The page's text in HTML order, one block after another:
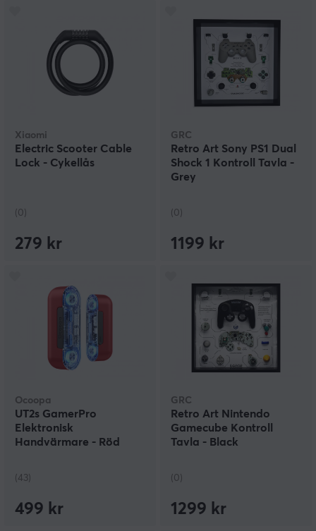
Xiaomi
Electric Scooter Cable
Lock - Cykellås
(0)
279 kr
GRC
Retro Art Sony PS1 Dual
Shock 1 Kontroll Tavla -
Grey
(0)
1199 kr
Ocoopa
UT2s GamerPro
Elektronisk
Handvärmare - Röd
(43)
499 kr
GRC
Retro Art Nintendo
Gamecube Kontroll
Tavla - Black
(0)
1299 kr